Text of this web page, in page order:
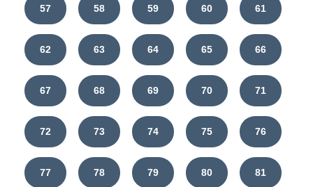
57 58 59 60 61
62 63 64 65 66
67 68 69 70 71
72 73 74 75 76
77 78 79 80 81